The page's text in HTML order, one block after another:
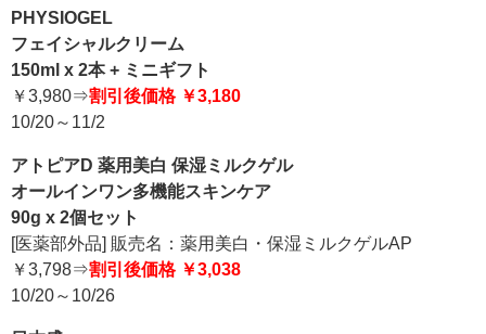
PHYSIOGEL
フェイシャルクリーム
150ml x 2本 + ミニギフト
￥3,980⇒割引後価格 ￥3,180
10/20～11/2
アトピアD 薬用美白 保湿ミルクゲル
オールインワン多機能スキンケア
90g x 2個セット
[医薬部外品] 販売名：薬用美白・保湿ミルクゲルAP
￥3,798⇒割引後価格 ￥3,038
10/20～10/26